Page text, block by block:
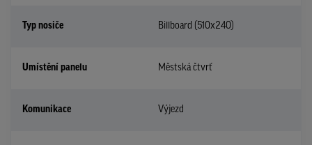
Typ nosiče Billboard (510x240)
Umístění panelu Městská čtvrť
Komunikace Výjezd